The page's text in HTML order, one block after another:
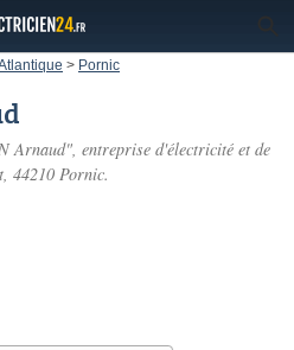
> Pornic
Arnaud", entreprise d'électricité et de
, 44210 Pornic.